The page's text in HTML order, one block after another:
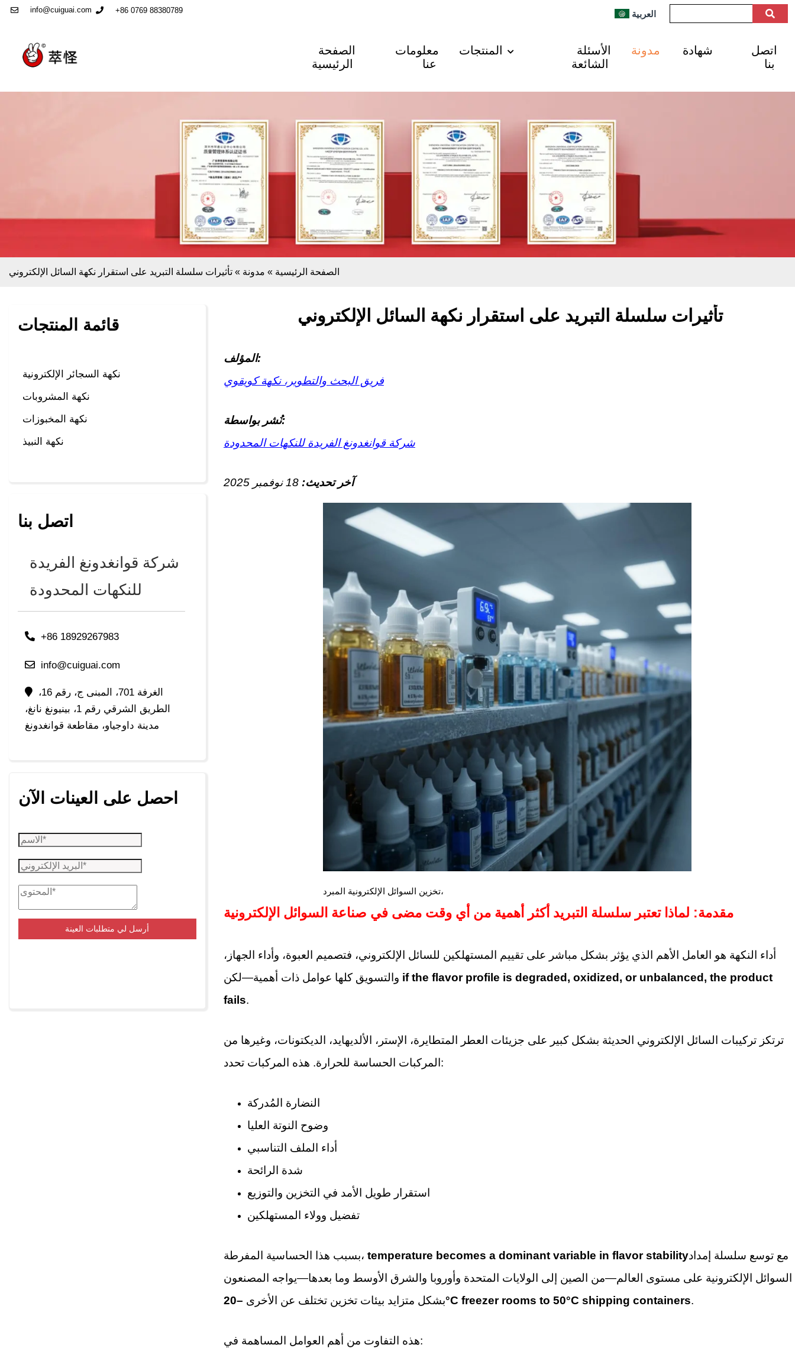
info@cuiguai.com +86 0769 88380789 العربية
الصفحة
الرئيسية
معلومات
عنا
المنتجات
الأسئلة
الشائعة
مدونة شهادة
اتصل
بنا
الصفحة الرئيسية » مدونة » تأثيرات سلسلة التبريد على استقرار نكهة السائل الإلكتروني
قائمة المنتجات
نكهة السجائر الإلكترونية
نكهة المشروبات
نكهة المخبوزات
نكهة النبيذ
اتصل بنا
شركة قوانغدونغ الفريدة
للنكهات المحدودة
+86 18929267983
info@cuiguai.com
الغرفة 701، المبنى ج، رقم 16،
الطريق الشرقي رقم 1، بينيونغ نانغ،
مدينة داوجياو، مقاطعة قوانغدونغ
احصل على العينات الآن
أرسل لي متطلبات العينة
تأثيرات سلسلة التبريد على استقرار نكهة السائل الإلكتروني
المؤلف:
فريق البحث والتطوير، نكهة كويقوي
نُشر بواسطة:
شركة قوانغدونغ الفريدة للنكهات المحدودة
آخر تحديث:18 نوفمبر 2025
تخزين السوائل الإلكترونية المبرد،
مقدمة: لماذا تعتبر سلسلة التبريد أكثر أهمية من أي وقت مضى في صناعة السوائل الإلكترونية
أداء النكهة هو العامل الأهم الذي يؤثر بشكل مباشر على تقييم المستهلكين للسائل الإلكتروني، فتصميم العبوة، وأداء الجهاز،
if the flavor profile is degraded, oxidized, or unbalanced, the product
fails.
ترتكز تركيبات السائل الإلكتروني الحديثة بشكل كبير على جزيئات العطر المتطايرة، الإستر، الألديهايد، الديكتونات، وغيرها من
المركبات الحساسة للحرارة. هذه المركبات تحدد:
النضارة المُدركة
وضوح النوتة العليا
أداء الملف التناسبي
شدة الرائحة
استقرار طويل الأمد في التخزين والتوزيع
تفضيل وولاء المستهلكين
بسبب هذا الحساسية المفرطة، temperature becomes a dominant variable in flavor stabilityمع توسع سلسلة إمداد
السوائل الإلكترونية على مستوى العالم—من الصين إلى الولايات المتحدة وأوروبا والشرق الأوسط وما بعدها—يواجه المصنعون
بشكل متزايد بيئات تخزين تختلف عن الأخرى–20°C freezer rooms to 50°C shipping containers.
هذه التفاوت من أهم العوامل المساهمة في: